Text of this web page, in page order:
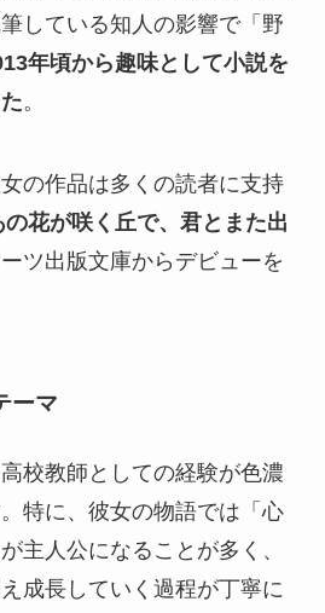
している知人の影響で「野
年頃から趣味として小説を
。
の作品は多くの読者に支持
の花が咲く丘で、君とまた出
ツ出版文庫からデビューを
ーマ
校教師としての経験が色濃
特に、彼女の物語では 「心
主人公になることが多く、
成長していく過程が丁寧に